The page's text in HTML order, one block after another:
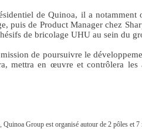
de Quinoa, il a notamment
puis de Product Manager chez
de bricolage UHU au sein du
de poursuivre le
mettra en œuvre et contrôlera
Group est organisé autour de 2 pôles et 7